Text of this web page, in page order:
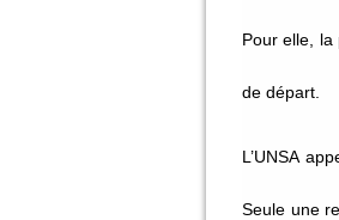
Pour elle, la
de départ.
L’UNSA
Seule une